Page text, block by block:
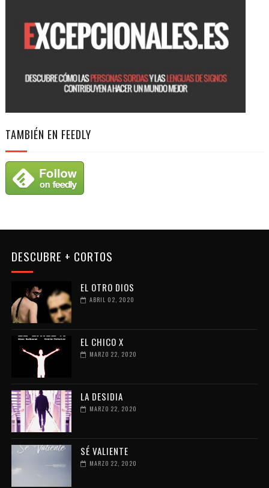
TAMBIÉN EN FEEDLY
DESCUBRE + CORTOS
EL OTRO DIOS
ABRIL 02, 2020
EL CHICO X
MARZO 22, 2020
LA DESIDIA
MARZO 22, 2020
SÉ VALIENTE
MARZO 22, 2020